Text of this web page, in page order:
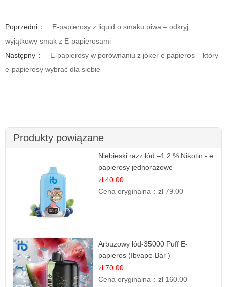
Poprzedni：
E-papierosy z liquid o smaku piwa – odkryj
wyjątkowy smak z E-papierosami
Następny：
E-papierosy w porównaniu z joker e papieros – który
e-papierosy wybrać dla siebie
Produkty powiązane
Niebieski razz lód –1 2 % Nikotin - e
papierosy jednorazowe
zł 40.00
Cena oryginalna：zł 79.00
Arbuzowy lód-35000 Puff E-
papieros (Ibvape Bar )
zł 70.00
Cena oryginalna：zł 160.00